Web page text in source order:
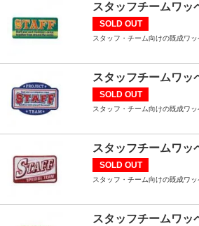
スタッフチームワッ
SOLD OUT
スタッフ・チーム向けの既成ワッ
スタッフチームワッ
SOLD OUT
スタッフ・チーム向けの既成ワッ
スタッフチームワッ
SOLD OUT
スタッフ・チーム向けの既成ワッ
スタッフチームワッ